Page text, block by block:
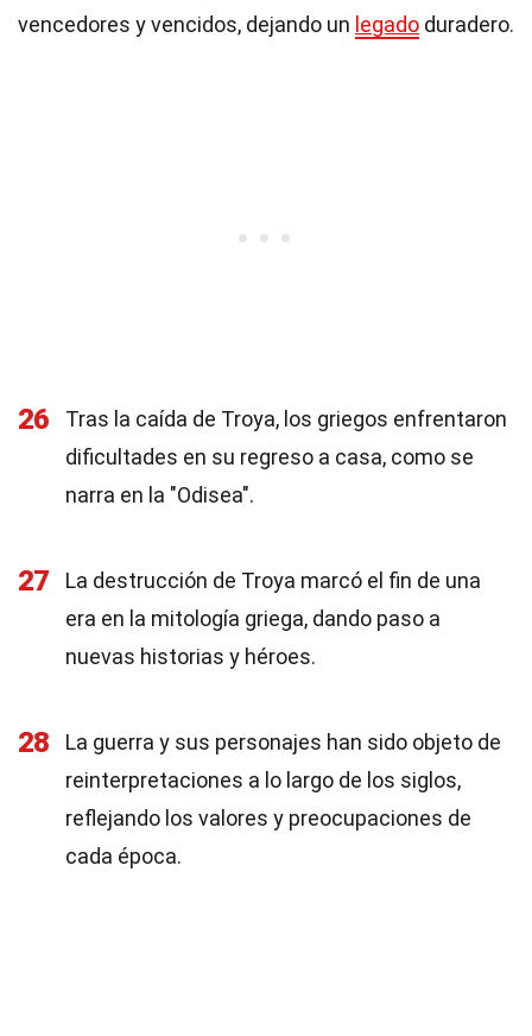
vencedores y vencidos, dejando un legado duradero.
26
Tras la caída de Troya, los griegos enfrentaron
dificultades en su regreso a casa, como se
narra en la "Odisea".
27
La destrucción de Troya marcó el fin de una
era en la mitología griega, dando paso a
nuevas historias y héroes.
28
La guerra y sus personajes han sido objeto de
reinterpretaciones a lo largo de los siglos,
reflejando los valores y preocupaciones de
cada época.